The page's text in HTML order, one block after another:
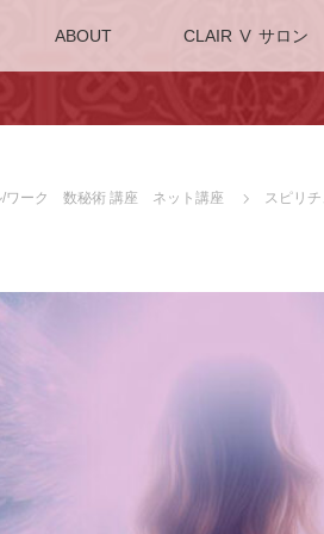
ABOUT CLAIR Ⅴ サロン
ワーク 数秘術 講座 ネット講座
スピリ